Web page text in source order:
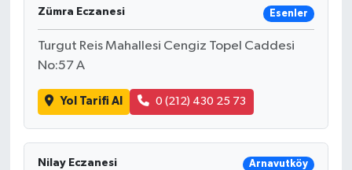
Zümra Eczanesi Esenler
Turgut Reis Mahallesi Cengiz Topel Caddesi
No:57 A
Yol Tarifi Al 0 (212) 430 25 73
Nilay Eczanesi Arnavutköy